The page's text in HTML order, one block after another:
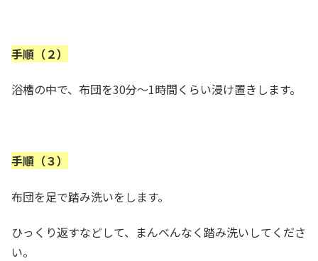
手順（２）
浴槽の中で、布団を30分～1時間くらい浸け置きします。
手順（３）
布団を足で踏み洗いをします。
ひっくり返すなどして、まんべんなく踏み洗いしてくださ
い。